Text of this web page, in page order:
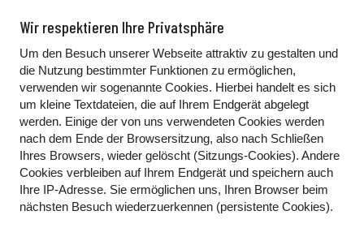
Kontakt
Gebärdenwelt.tv
Waldgasse 13/2
1100 Wien, Österreich
Wir respektieren Ihre Privatsphäre
Um den Besuch unserer Webseite attraktiv zu gestalten und
die Nutzung bestimmter Funktionen zu ermöglichen,
verwenden wir sogenannte Cookies. Hierbei handelt es sich
um kleine Textdateien, die auf Ihrem Endgerät abgelegt
werden. Einige der von uns verwendeten Cookies werden
nach dem Ende der Browsersitzung, also nach Schließen
Ihres Browsers, wieder gelöscht (Sitzungs-Cookies). Andere
Cookies verbleiben auf Ihrem Endgerät und speichern auch
Ihre IP-Adresse. Sie ermöglichen uns, Ihren Browser beim
nächsten Besuch wiederzuerkennen (persistente Cookies).